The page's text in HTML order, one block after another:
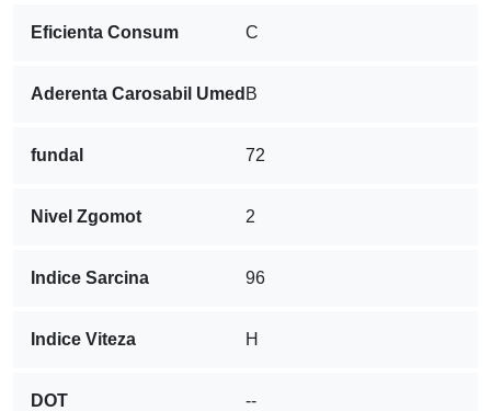
Eficienta Consum C
Aderenta Carosabil Umed B
fundal 72
Nivel Zgomot 2
Indice Sarcina 96
Indice Viteza H
DOT --